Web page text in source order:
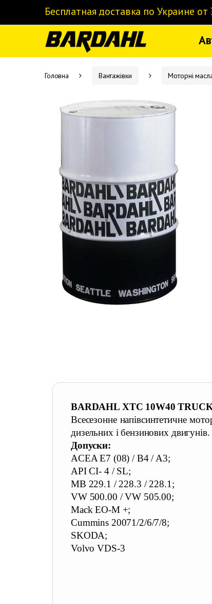
Skip to navigationБесплатная доставка по Украине от
Головна Вантажівки Моторні
BARDAHL XTC 10W40
Всесезонне напівсинтетичне
дизельних і бензинових двигунів.
Допуски:
ACEA E7 (08) / B4 / A3;
API CI- 4 / SL;
MB 229.1 / 228.3 / 228.1;
VW 500.00 / VW 505.00;
Mack EO-M +;
Cummins 20071/2/6/7/8;
SKODA;
Volvo VDS-3